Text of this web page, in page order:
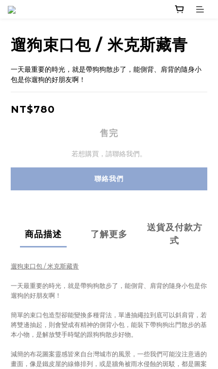
遛狗束口包 / 米克斯藏青
一天最重要的時光，就是帶狗狗散步了，能側背、肩背的隨身小
包是你遛狗的好朋友啊！
NT$780
售完
若想購買，請聯絡我們。
聯絡我們
商品描述 了解更多
送貨及付款方
式
遛狗束口包 / 米克斯藏青
一天最重要的時光，就是帶狗狗散步了，能側背、肩背的隨身小包是你
遛狗的好朋友啊！
簡單的束口包造型卻能變換多種背法，單邊抽繩拉到底可以斜肩背，若
將雙邊抽起，則會變成有精神的側背小包，能裝下帶狗狗出門散步的基
本小物，是解放雙手時髦的跟狗狗散步好物。
減簡的布花圖案靈感皆來自台灣城市的風景，一些我們可能沒注意過的
畫面，像是鐵皮屋的線條排列，或是牆角被雨水侵蝕的斑駁，都是圖案